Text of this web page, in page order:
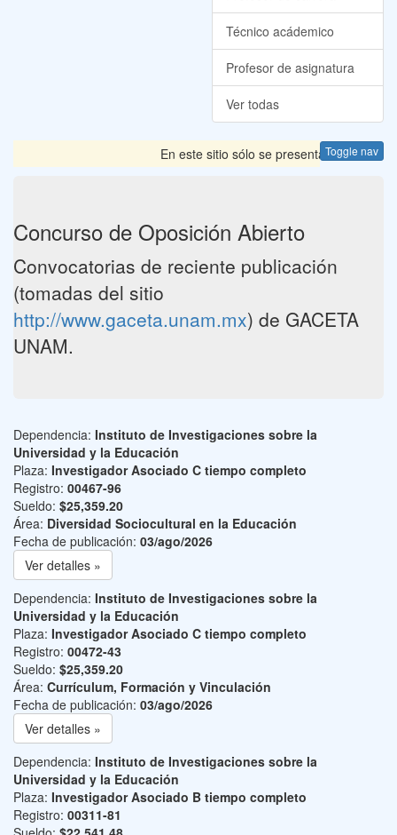
Técnico acádemico
Profesor de asignatura
Ver todas
Toggle nav
En este sitio sólo se presentan las
Concurso de Oposición Abierto
Convocatorias de reciente publicación
(tomadas del sitio
http://www.gaceta.unam.mx) de GACETA
UNAM.
Dependencia: Instituto de Investigaciones sobre la
Universidad y la Educación
Plaza: Investigador Asociado C tiempo completo
Registro: 00467-96
Sueldo: $25,359.20
Área: Diversidad Sociocultural en la Educación
Fecha de publicación: 03/ago/2026
Ver detalles »
Dependencia: Instituto de Investigaciones sobre la
Universidad y la Educación
Plaza: Investigador Asociado C tiempo completo
Registro: 00472-43
Sueldo: $25,359.20
Área: Currículum, Formación y Vinculación
Fecha de publicación: 03/ago/2026
Ver detalles »
Dependencia: Instituto de Investigaciones sobre la
Universidad y la Educación
Plaza: Investigador Asociado B tiempo completo
Registro: 00311-81